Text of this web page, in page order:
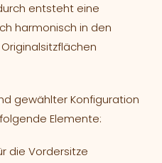
entsteht eine
harmonisch in den
gewählter Konfiguration
Elemente:
die Vordersitze